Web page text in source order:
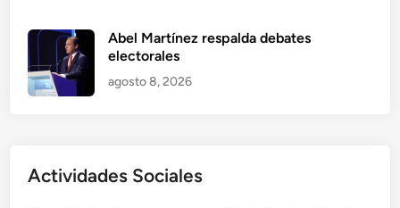
Abel Martínez respalda debates
electorales
agosto 8, 2026
Actividades Sociales